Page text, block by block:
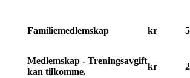
Familiemedlemskap kr
Medlemskap - Treningsavgift
kan tilkomme.
kr